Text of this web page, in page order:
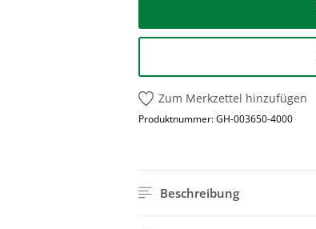
Zum Merkzettel hinzufügen
Produktnummer:GH-003650-4000
Beschreibung